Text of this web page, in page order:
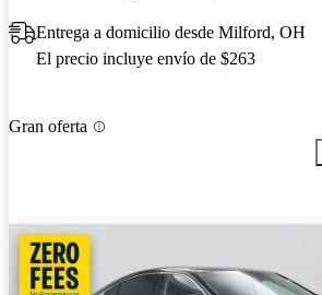
Entrega a domicilio desde Milford, OH
El precio incluye envío de $263
Gran oferta